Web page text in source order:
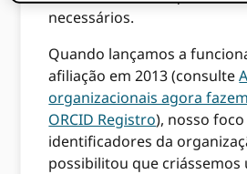
necessários.
Quando lançamos a
afiliação em 2013 (consulte
organizacionais agora
ORCID Registro), nosso
identificadores da
possibilitou que criássemos